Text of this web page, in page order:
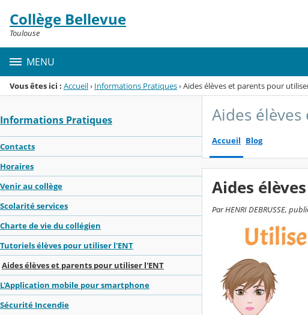
Menu de la rubrique
Contenu
Collège Bellevue
Toulouse
MENU
Vous êtes ici : Accueil› Informations Pratiques›Aides élèves et parents pour
Informations Pratiques
Contacts
Horaires
Venir au collège
Scolarité services
Charte de vie du collégien
Tutoriels élèves pour utiliser l'ENT
Aides élèves et parents pour utiliser l'ENT
L'Application mobile pour smartphone
Sécurité Incendie
Aides
Accueil Blog
Aides
Par HENRI DEBRUSSE,